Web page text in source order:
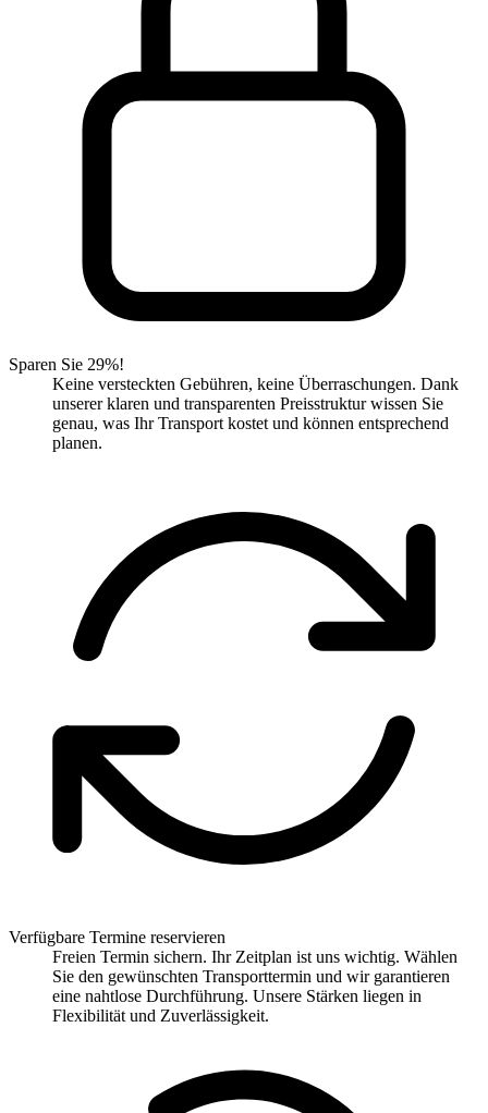
Sparen Sie 29%!
Keine versteckten Gebühren, keine Überraschungen. Dank
unserer klaren und transparenten Preisstruktur wissen Sie
genau, was Ihr Transport kostet und können entsprechend
planen.
Verfügbare Termine reservieren
Freien Termin sichern. Ihr Zeitplan ist uns wichtig. Wählen
Sie den gewünschten Transporttermin und wir garantieren
eine nahtlose Durchführung. Unsere Stärken liegen in
Flexibilität und Zuverlässigkeit.